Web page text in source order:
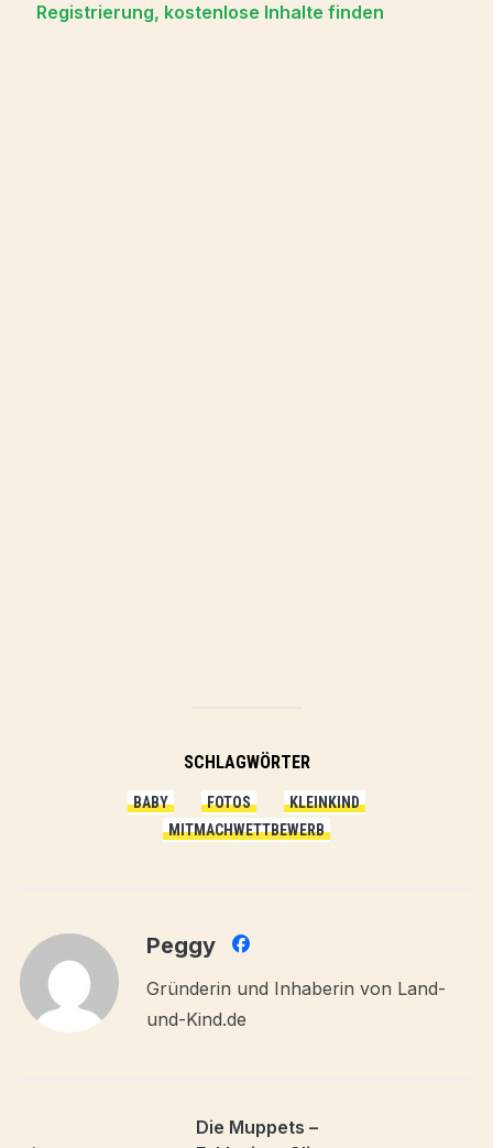
Registrierung, kostenlose Inhalte finden
SCHLAGWÖRTER
BABY FOTOS
KLEINKIND
MITMACHWETTBEWERB
Peggy
Gründerin und Inhaberin von Land-
und-Kind.de
Die Muppets –